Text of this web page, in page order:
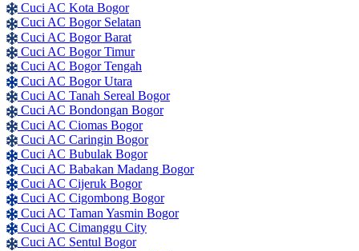
Cuci AC Kota Bogor
Cuci AC Bogor Selatan
Cuci AC Bogor Barat
Cuci AC Bogor Timur
Cuci AC Bogor Tengah
Cuci AC Bogor Utara
Cuci AC Tanah Sereal Bogor
Cuci AC Bondongan Bogor
Cuci AC Ciomas Bogor
Cuci AC Caringin Bogor
Cuci AC Bubulak Bogor
Cuci AC Babakan Madang Bogor
Cuci AC Cijeruk Bogor
Cuci AC Cigombong Bogor
Cuci AC Taman Yasmin Bogor
Cuci AC Cimanggu City
Cuci AC Sentul Bogor